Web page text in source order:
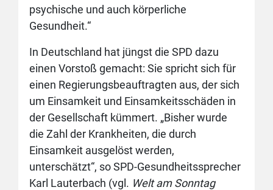
psychische und auch körperliche
Gesundheit.“
In Deutschland hat jüngst die SPD dazu
einen Vorstoß gemacht: Sie spricht sich für
einen Regierungsbeauftragten aus, der sich
um Einsamkeit und Einsamkeitsschäden in
der Gesellschaft kümmert. „Bisher wurde
die Zahl der Krankheiten, die durch
Einsamkeit ausgelöst werden,
unterschätzt“, so SPD-Gesundheitssprecher
Karl Lauterbach (vgl. Welt am Sonntag